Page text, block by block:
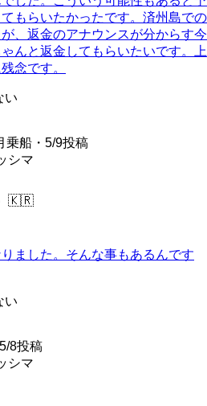
もらいたかったです。済州島での
、返金のアナウンスが分からす今
んと返金してもらいたいです。上
念です。
い
乗船・5/9投稿
シマ
🇰🇷
ました。そんな事もあるんです
い
8投稿
シマ